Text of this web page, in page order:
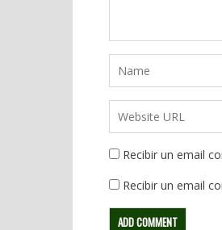
Recibir un email
Recibir un email